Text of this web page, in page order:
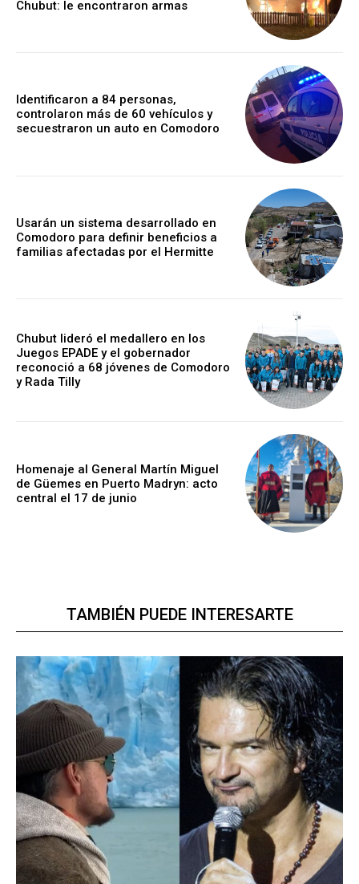
Chubut: le encontraron armas
Identificaron a 84 personas,
controlaron más de 60 vehículos y
secuestraron un auto en Comodoro
Usarán un sistema desarrollado en
Comodoro para definir beneficios a
familias afectadas por el Hermitte
Chubut lideró el medallero en los
Juegos EPADE y el gobernador
reconoció a 68 jóvenes de Comodoro
y Rada Tilly
Homenaje al General Martín Miguel
de Güemes en Puerto Madryn: acto
central el 17 de junio
TAMBIÉN PUEDE INTERESARTE